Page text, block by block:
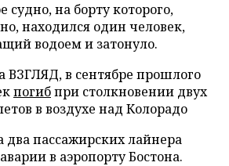
судно, на борту которого,
находился один человек,
водоем и затонуло.
ВЗГЛЯД, в сентябре прошлого
погибпри столкновении двух
в воздухе над Колорадо
два пассажирских лайнера
аварии в аэропорту Бостона.